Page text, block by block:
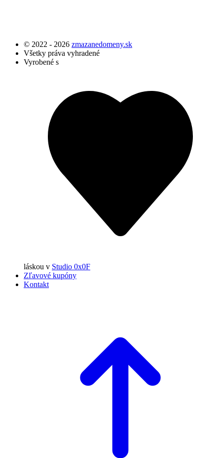
© 2022 - 2026 zmazanedomeny.sk
Všetky práva vyhradené
Vyrobené s
láskou v Studio 0x0F
Zľavové kupóny
Kontakt